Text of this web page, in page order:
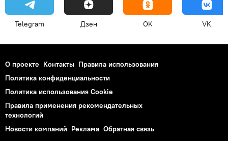
Telegram Дзен OK VK
О проекте Контакты Правила использования
Политика конфиденциальности
Политика использования Cookie
Правила применения рекомендательных
технологий
Новости компаний Реклама Обратная связь